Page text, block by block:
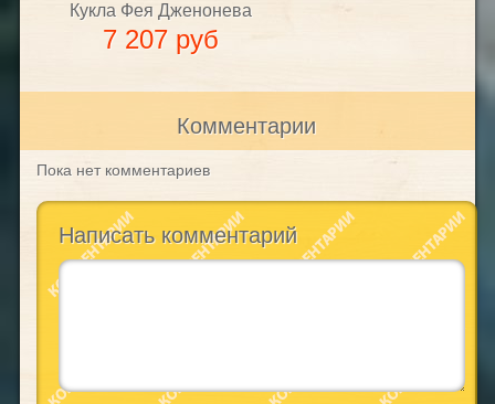
Кукла Фея Дженонева
7 207 руб
Комментарии
Пока нет комментариев
Написать комментарий